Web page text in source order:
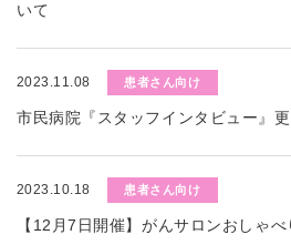
いて
2023.11.08 患者さん向け
市民病院『スタッフインタビュー』
2023.10.18 患者さん向け
【12月7日開催】がんサロンおしゃ